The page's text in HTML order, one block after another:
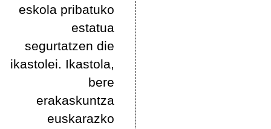
eskola pribatuko
estatua
segurtatzen die
ikastolei. Ikastola,
bere
erakaskuntza
euskarazko